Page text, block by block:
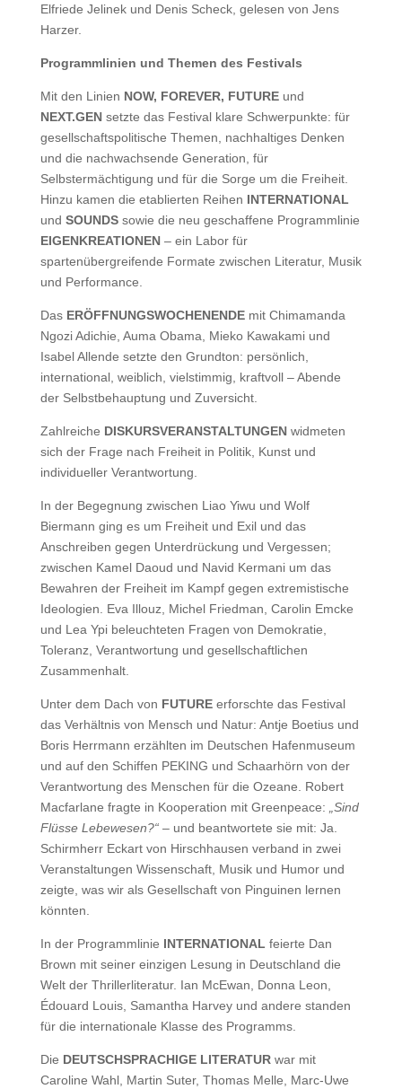
Elfriede Jelinek und Denis Scheck, gelesen von Jens
Harzer.
Programmlinien und Themen des Festivals
Mit den Linien NOW, FOREVER, FUTUREund
NEXT.GENsetzte das Festival klare Schwerpunkte: für
gesellschaftspolitische Themen, nachhaltiges Denken
und die nachwachsende Generation, für
Selbstermächtigung und für die Sorge um die Freiheit.
Hinzu kamen die etablierten Reihen INTERNATIONAL
und SOUNDSsowie die neu geschaffene Programmlinie
EIGENKREATIONEN– ein Labor für
spartenübergreifende Formate zwischen Literatur, Musik
und Performance.
Das ERÖFFNUNGSWOCHENENDEmit Chimamanda
Ngozi Adichie, Auma Obama, Mieko Kawakami und
Isabel Allende setzte den Grundton: persönlich,
international, weiblich, vielstimmig, kraftvoll – Abende
der Selbstbehauptung und Zuversicht.
Zahlreiche DISKURSVERANSTALTUNGENwidmeten
sich der Frage nach Freiheit in Politik, Kunst und
individueller Verantwortung.
In der Begegnung zwischen Liao Yiwu und Wolf
Biermann ging es um Freiheit und Exil und das
Anschreiben gegen Unterdrückung und Vergessen;
zwischen Kamel Daoud und Navid Kermani um das
Bewahren der Freiheit im Kampf gegen extremistische
Ideologien. Eva Illouz, Michel Friedman, Carolin Emcke
und Lea Ypi beleuchteten Fragen von Demokratie,
Toleranz, Verantwortung und gesellschaftlichen
Zusammenhalt.
Unter dem Dach von FUTUREerforschte das Festival
das Verhältnis von Mensch und Natur: Antje Boetius und
Boris Herrmann erzählten im Deutschen Hafenmuseum
und auf den Schiffen PEKING und Schaarhörn von der
Verantwortung des Menschen für die Ozeane. Robert
Macfarlane fragte in Kooperation mit Greenpeace:
„Sind
Flüsse Lebewesen?“– und beantwortete sie mit: Ja.
Schirmherr Eckart von Hirschhausen verband in zwei
Veranstaltungen Wissenschaft, Musik und Humor und
zeigte, was wir als Gesellschaft von Pinguinen lernen
könnten.
In der Programmlinie INTERNATIONAL feierte Dan
Brown mit seiner einzigen Lesung in Deutschland die
Welt der Thrillerliteratur. Ian McEwan, Donna Leon,
Édouard Louis, Samantha Harvey und andere standen
für die internationale Klasse des Programms.
Die DEUTSCHSPRACHIGE LITERATURwar mit
Caroline Wahl, Martin Suter, Thomas Melle, Marc-Uwe